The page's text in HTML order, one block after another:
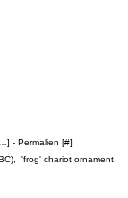
] - Permalien [#]
'frog' chariot ornament